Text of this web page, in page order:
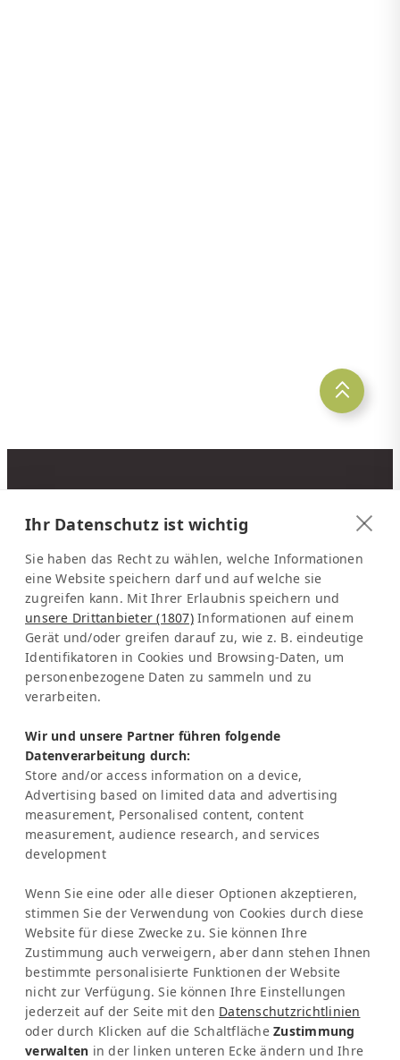
Latinconnect
c/o DMC Systems SA
Sabana Sur, Calle 66
Edificio ARA Tours
10108 San José
Costa Rica
Vertretung Europa:
Frau Katrin Schmitz
Tel: +49-221-7597715
SERVICE
Frequently Asked Question (FAQ)
Latinconnect Academy
Support
RECHTLICHES
Impressum
Datenschutzbestimmungen
KI & Transparenz
NEWSLETTER
Bleib informiert über News & Events
Ihr Datenschutz ist wichtig
Sie haben das Recht zu wählen, welche Informationen
eine Website speichern darf und auf welche sie
zugreifen kann. Mit Ihrer Erlaubnis speichern und
unsere Drittanbieter (1807)Informationen auf einem
Gerät und/oder greifen darauf zu, wie z. B. eindeutige
Identifikatoren in Cookies und Browsing-Daten, um
personenbezogene Daten zu sammeln und zu
verarbeiten.
Wir und unsere Partner führen folgende
Datenverarbeitung durch:
Store and/or access information on a device,
Advertising based on limited data and advertising
measurement, Personalised content, content
measurement, audience research, and services
development
Wenn Sie eine oder alle dieser Optionen akzeptieren,
stimmen Sie der Verwendung von Cookies durch diese
Website für diese Zwecke zu. Sie können Ihre
Zustimmung auch verweigern, aber dann stehen Ihnen
bestimmte personalisierte Funktionen der Website
nicht zur Verfügung. Sie können Ihre Einstellungen
jederzeit auf der Seite mit den Datenschutzrichtlinien
oder durch Klicken auf die Schaltfläche Zustimmung
verwalten in der linken unteren Ecke ändern und Ihre